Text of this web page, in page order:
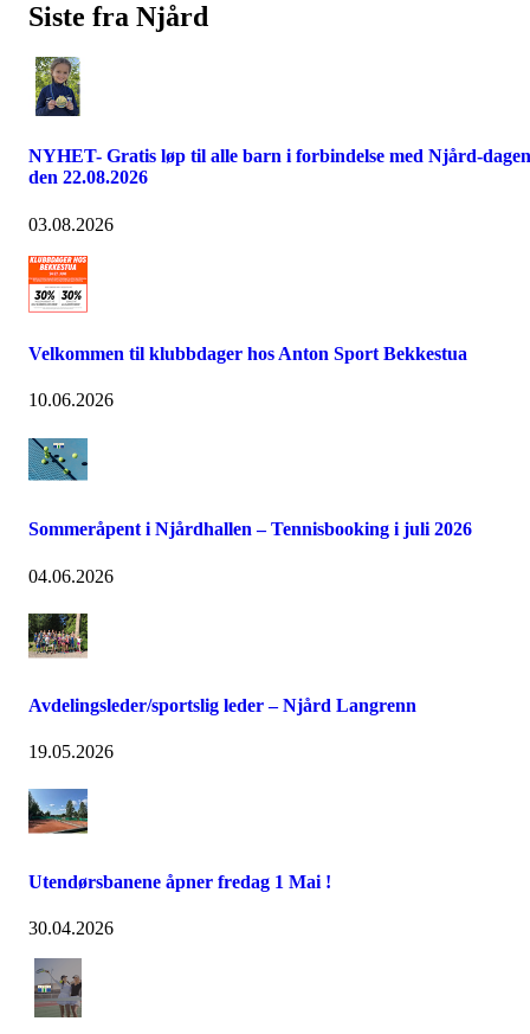
Siste fra Njård
NYHET- Gratis løp til alle barn i forbindelse med Njård-dagen
den 22.08.2026
03.08.2026
Velkommen til klubbdager hos Anton Sport Bekkestua
10.06.2026
Sommeråpent i Njårdhallen – Tennisbooking i juli 2026
04.06.2026
Avdelingsleder/sportslig leder – Njård Langrenn
19.05.2026
Utendørsbanene åpner fredag 1 Mai !
30.04.2026